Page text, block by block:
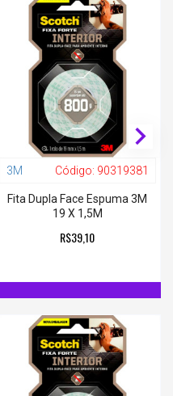
3M Código: 90319381
Fita Dupla Face Espuma 3M
19 X 1,5M
R$39,10